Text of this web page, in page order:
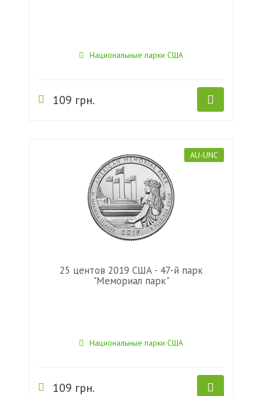
Национальные парки США
109 грн.
AU-UNC
25 центов 2019 США - 47-й парк
"Мемориал парк"
Национальные парки США
109 грн.